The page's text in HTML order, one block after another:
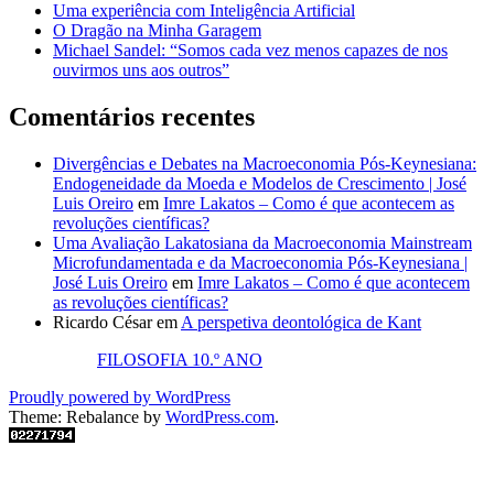
Uma experiência com Inteligência Artificial
O Dragão na Minha Garagem
Michael Sandel: “Somos cada vez menos capazes de nos
ouvirmos uns aos outros”
Comentários recentes
Divergências e Debates na Macroeconomia Pós-Keynesiana:
Endogeneidade da Moeda e Modelos de Crescimento | José
Luis Oreiro em Imre Lakatos – Como é que acontecem as
revoluções científicas?
Uma Avaliação Lakatosiana da Macroeconomia Mainstream
Microfundamentada e da Macroeconomia Pós-Keynesiana |
José Luis Oreiro em Imre Lakatos – Como é que acontecem
as revoluções científicas?
Ricardo Césarem A perspetiva deontológica de Kant
FILOSOFIA 10.º ANO
Proudly powered by WordPress
Theme: Rebalance by WordPress.com.